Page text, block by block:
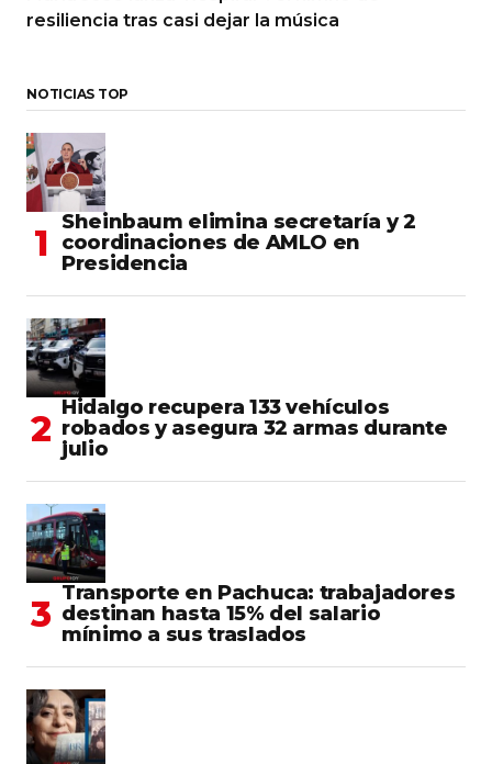
resiliencia tras casi dejar la música
NOTICIAS TOP
Sheinbaum elimina secretaría y 2
coordinaciones de AMLO en
Presidencia
Hidalgo recupera 133 vehículos
robados y asegura 32 armas durante
julio
Transporte en Pachuca: trabajadores
destinan hasta 15% del salario
mínimo a sus traslados